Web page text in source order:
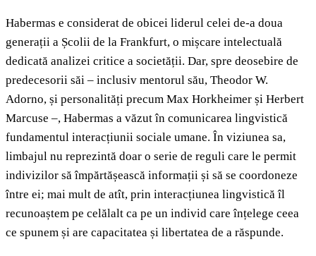
Habermas e considerat de obicei liderul celei de-a doua
generații a Școlii de la Frankfurt, o mișcare intelectuală
dedicată analizei critice a societății. Dar, spre deosebire de
predecesorii săi – inclusiv mentorul său, Theodor W.
Adorno, și personalități precum Max Horkheimer și Herbert
Marcuse –, Habermas a văzut în comunicarea lingvistică
fundamentul interacțiunii sociale umane. În viziunea sa,
limbajul nu reprezintă doar o serie de reguli care le permit
indivizilor să împărtășească informații și să se coordoneze
între ei; mai mult de atît, prin interacțiunea lingvistică îl
recunoaștem pe celălalt ca pe un individ care înțelege ceea
ce spunem și are capacitatea și libertatea de a răspunde.